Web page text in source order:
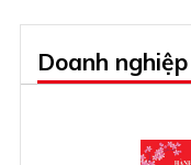
Doanh